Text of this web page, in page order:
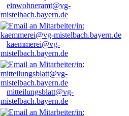
einwohneramt@vg-
mistelbach.bayern.de
kaemmerei@vg-
mistelbach.bayern.de
mitteilungsblatt@vg-
mistelbach.bayern.de